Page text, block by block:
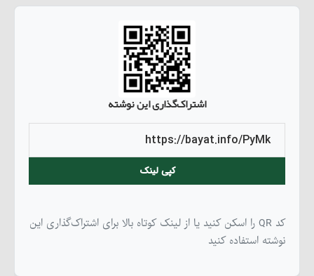
اشتراک‌گذاری این نوشته
کپی لینک
کد QR را اسکن کنید یا از لینک کوتاه بالا برای اشتراک‌گذاری این
نوشته استفاده کنید